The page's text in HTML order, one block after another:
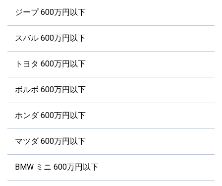
ジープ 600万円以下
スバル 600万円以下
トヨタ 600万円以下
ボルボ 600万円以下
ホンダ 600万円以下
マツダ 600万円以下
BMW ミニ 600万円以下